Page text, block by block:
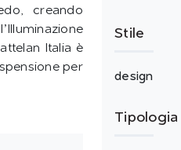
creando
Italia è
per
Stile
design
Tipologia